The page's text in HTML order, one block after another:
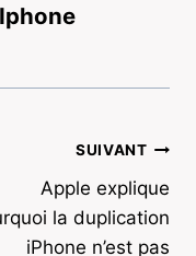
SUIVANT
Apple explique
la duplication
iPhone n’est pas